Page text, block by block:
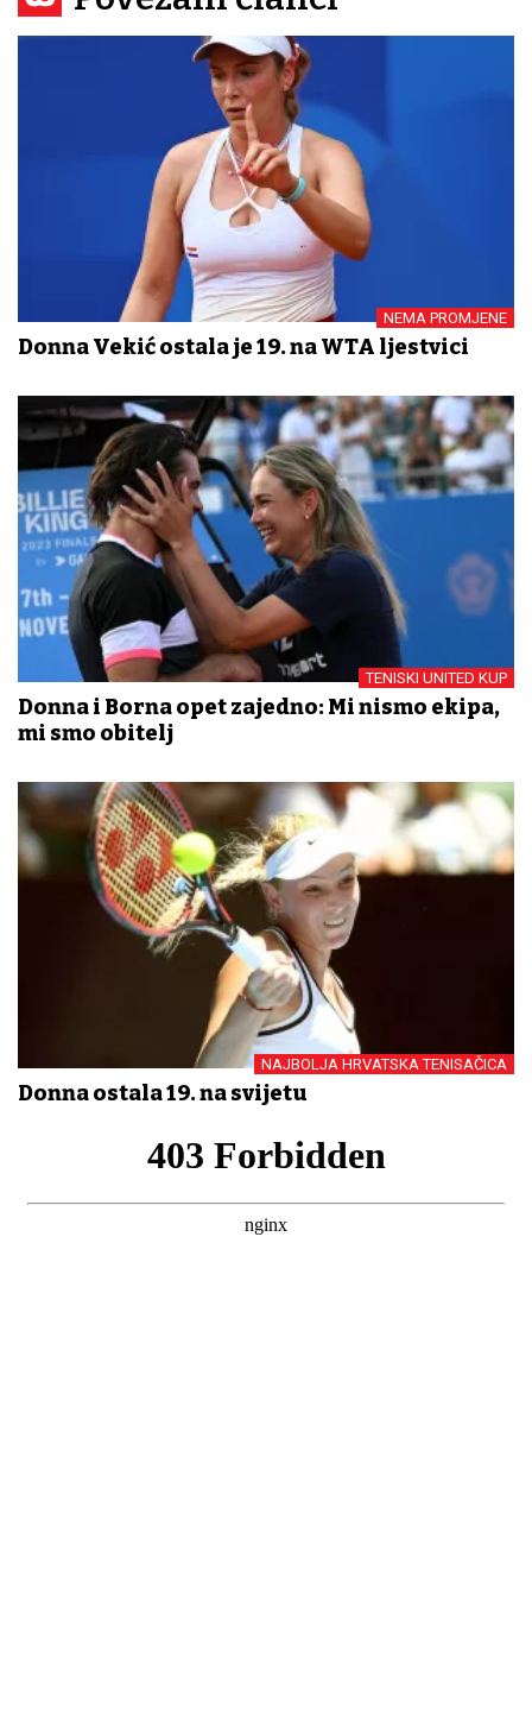
NEMA PROMJENE
Donna Vekić ostala je 19. na WTA ljestvici
TENISKI UNITED KUP
Donna i Borna opet zajedno: Mi nismo ekipa,
mi smo obitelj
NAJBOLJA HRVATSKA TENISAČICA
Donna ostala 19. na svijetu